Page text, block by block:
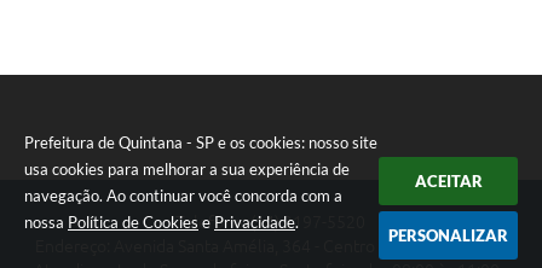
Prefeitura de Quintana - SP e os cookies: nosso site
usa cookies para melhorar a sua experiência de
navegação. Ao continuar você concorda com a
nossa Política de Cookies e Privacidade.
ACEITAR
PERSONALIZAR
Telefone: (14) 3197-5520
Endereço: Avenida Santa Amélia, 364 - Centro | CEP: 17670-003